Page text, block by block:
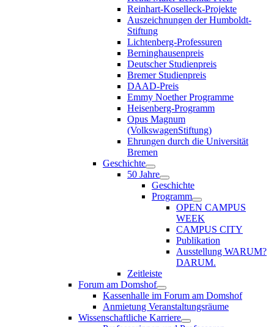
Reinhart-Koselleck-Projekte
Auszeichnungen der Humboldt-
Stiftung
Lichtenberg-Professuren
Berninghausenpreis
Deutscher Studienpreis
Bremer Studienpreis
DAAD-Preis
Emmy Noether Programme
Heisenberg-Programm
Opus Magnum
(VolkswagenStiftung)
Ehrungen durch die Universität
Bremen
Geschichte
50 Jahre
Geschichte
Programm
OPEN CAMPUS
WEEK
CAMPUS CITY
Publikation
Ausstellung WARUM?
DARUM.
Zeitleiste
Forum am Domshof
Kassenhalle im Forum am Domshof
Anmietung Veranstaltungsräume
Wissenschaftliche Karriere